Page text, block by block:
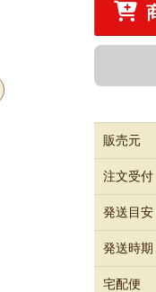
販売元
注文受付
発送目安
発送時期
宅配便